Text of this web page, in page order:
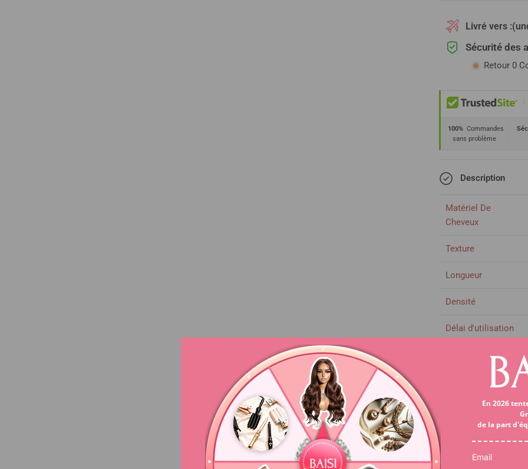
Livré vers :
Sécurité des
Retour 0
100% Commandes
sans problème
Description
Matériel De
Cheveux
Texture
Longueur
Densité
Délai d'utilisation
Des Cheveux
Matériel De
En 2026
de la part
Email